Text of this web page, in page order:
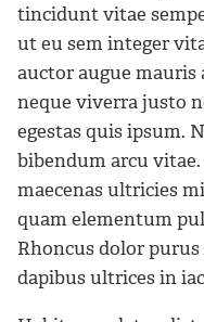
tincidunt vitae
ut eu sem integer
auctor augue
neque viverra justo
egestas quis ipsum.
bibendum arcu
maecenas ultricies
quam elementum
Rhoncus dolor
dapibus ultrices in